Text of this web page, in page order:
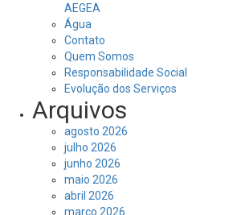
AEGEA
Água
Contato
Quem Somos
Responsabilidade Social
Evolução dos Serviços
Arquivos
agosto 2026
julho 2026
junho 2026
maio 2026
abril 2026
março 2026